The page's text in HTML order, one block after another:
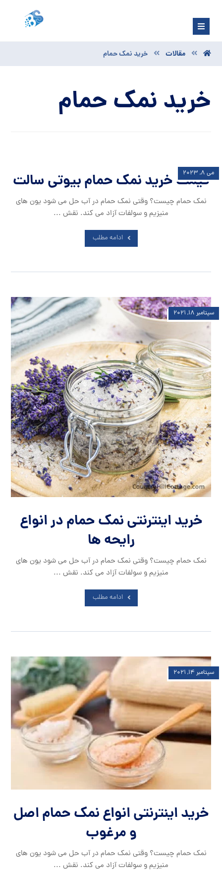
مقالات خرید نمک حمام
خرید نمک حمام
قیمت خرید نمک حمام بیوتی سالتمی ۸, ۲۰۲۳
نمک حمام چیست؟ وقتی نمک حمام در آب حل می شود یون های
منیزیم و سولفات آزاد می کند. نقش ...
ادامه مطلب
خرید اینترنتی نمک حمام در انواع
رایحه ها
سپتامبر ۱۸, ۲۰۲۱
نمک حمام چیست؟ وقتی نمک حمام در آب حل می شود یون های
منیزیم و سولفات آزاد می کند. نقش ...
ادامه مطلب
خرید اینترنتی انواع نمک حمام اصل
و مرغوب
سپتامبر ۱۴, ۲۰۲۱
نمک حمام چیست؟ وقتی نمک حمام در آب حل می شود یون های
منیزیم و سولفات آزاد می کند. نقش ...